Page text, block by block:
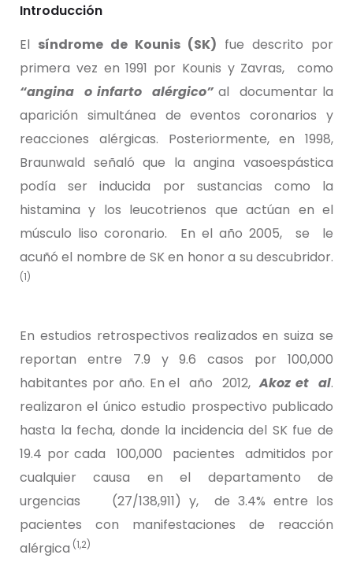
Introducción
El síndrome de Kounis (SK) fue descrito por
primera vez en 1991 por Kounis y Zavras, como
“angina o infarto alérgico”al documentar la
aparición simultánea de eventos coronarios y
reacciones alérgicas. Posteriormente, en 1998,
Braunwald señaló que la angina vasoespástica
podía ser inducida por sustancias como la
histamina y los leucotrienos que actúan en el
músculo liso coronario. En el año 2005, se le
acuñó el nombre de SK en honor a su descubridor.
(1)
En estudios retrospectivos realizados en suiza se
reportan entre 7.9 y 9.6 casos por 100,000
habitantes por año. En el año 2012,Akoz et al.
realizaron el único estudio prospectivo publicado
hasta la fecha, donde la incidencia del SK fue de
19.4 por cada 100,000 pacientes admitidos por
cualquier causa en el departamento de
urgencias (27/138,911) y, de 3.4% entre los
pacientes con manifestaciones de reacción
alérgica (1,2)